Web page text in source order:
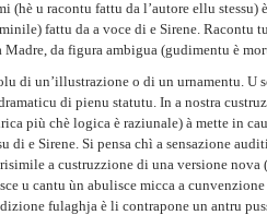
(hè u racontu fattu da l’autore ellu stessu)
fattu da a voce di e Sirene. Racontu
Madre, da figura ambigua (gudimentu è
di un’illustrazione o di un urnamentu. U
di pienu statutu. In a nostra
più chè logica è raziunale) à mette in
di e Sirene. Si pensa chì a sensazione
a custruzzione di una versione
u cantu ùn abulisce micca a
fulaghja è li contrapone un antru